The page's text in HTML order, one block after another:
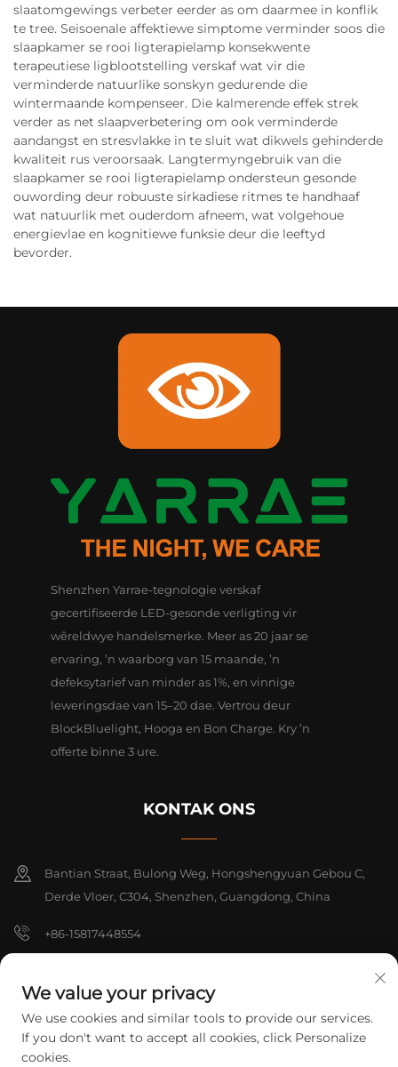
slaatomgewings verbeter eerder as om daarmee in konflik
te tree. Seisoenale affektiewe simptome verminder soos die
slaapkamer se rooi ligterapielamp konsekwente
terapeutiese ligblootstelling verskaf wat vir die
verminderde natuurlike sonskyn gedurende die
wintermaande kompenseer. Die kalmerende effek strek
verder as net slaapverbetering om ook verminderde
aandangst en stresvlakke in te sluit wat dikwels gehinderde
kwaliteit rus veroorsaak. Langtermyngebruik van die
slaapkamer se rooi ligterapielamp ondersteun gesonde
ouwording deur robuuste sirkadiese ritmes te handhaaf
wat natuurlik met ouderdom afneem, wat volgehoue
energievlae en kognitiewe funksie deur die leeftyd
bevorder.
Shenzhen Yarrae-tegnologie verskaf
gecertifiseerde LED-gesonde verligting vir
wêreldwye handelsmerke. Meer as 20 jaar se
ervaring, ’n waarborg van 15 maande, ’n
defeksytarief van minder as 1%, en vinnige
leweringsdae van 15–20 dae. Vertrou deur
BlockBluelight, Hooga en Bon Charge. Kry ’n
offerte binne 3 ure.
KONTAK ONS
Bantian Straat, Bulong Weg, Hongshengyuan Gebou C,
Derde Vloer, C304, Shenzhen, Guangdong, China
+86-15817448554
Kopiereg © 2026 Shenzhen Yarrae Technology Co., Ltd. Beijing Alle
regte voorbehou. Privatheidbeleid
We value your privacy
We use cookies and similar tools to provide our services.
If you don't want to accept all cookies, click Personalize
cookies.